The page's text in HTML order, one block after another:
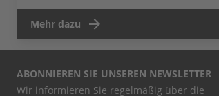
Mehr dazu
ABONNIEREN SIE UNSEREN NEWSLETTER
Wir informieren Sie regelmäßig über die